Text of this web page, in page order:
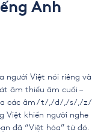
Anh
người Việt nói riêng và
âm thiếu âm cuối –
các âm /t/,/d/,/s/,/z/
Việt khiến người nghe
đã “Việt hóa” từ đó.